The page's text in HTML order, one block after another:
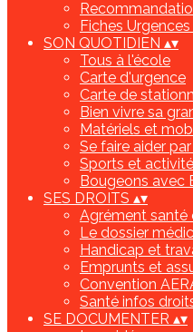
Fiches
SON QUOTIDIEN ▴▾
Tous à l'école
Carte d'urgence
Carte de
Bien vivre sa
Matériels et
Se faire aider
Sports et
Bougeons avec
SES DROITS ▴▾
Agrément santé
Le dossier
Handicap et
Emprunts et
Convention
Santé infos
SE DOCUMENTER ▴▾